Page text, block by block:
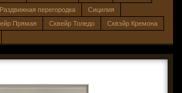
Раздвижная перегородка
Сицилия
Прямая Сквейр Толедо
Сквэйр Кремона